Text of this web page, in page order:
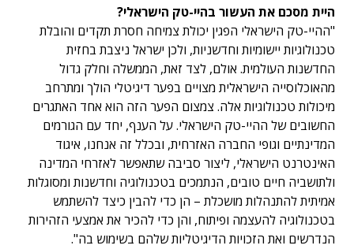
היית מסכם את העשור בהיי-טק הישראלי?
"ההיי-טק הישראלי הפגין יכולת צמיחה חסרת תקדים והובלת
טכנולוגיות יישומיות וחדשניות, ולכן ישראל ניצבת בחזית
החדשנות העולמית. אולם, לצד זאת, הממשלה וחלק גדול
מהאוכלוסייה הישראלית מצויים בפער דיגיטלי הולך ומתרחב
מיכולות טכנולוגיות אלה. צמצום הפער הזה הוא אחד האתגרים
החשובים של ההיי-טק הישראלי. על הענף, יחד עם הגורמים
המדינתיים וגופי החברה האזרחית, ובכלל זה אנחנו, איגוד
האינטרנט הישראלי, ליצור סביבה שתאפשר לאזרחי המדינה
ולתושביה חיים טובים, הנתמכים בטכנולוגיה וחדשנות ומסוגלות
אמיתית להתנהלות מושכלת – הן כדי להבין כיצד להשתמש
בטכנולוגיה להעצמה ופיתוח, והן כדי להכיר את אמצעי הזהירות
הנדרשים ואת הזכויות הדיגיטליות שלהם בשימוש בה".